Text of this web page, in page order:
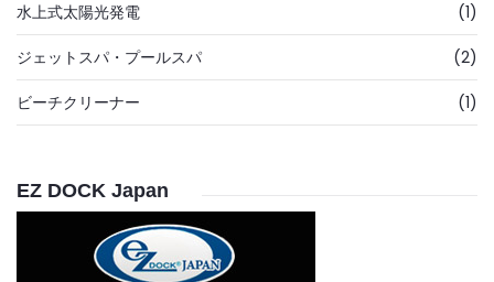
水上式太陽光発電 (1)
ジェットスパ・プールスパ (2)
ビーチクリーナー (1)
EZ DOCK Japan